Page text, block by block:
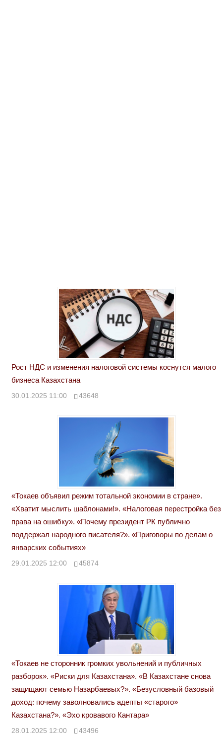
Рост НДС и изменения налоговой системы коснутся малого
бизнеса Казахстана
30.01.2025 11:00 43648
«Токаев объявил режим тотальной экономии в стране».
«Хватит мыслить шаблонами!». «Налоговая перестройка без
права на ошибку». «Почему президент РК публично
поддержал народного писателя?». «Приговоры по делам о
январских событиях»
29.01.2025 12:00 45874
«Токаев не сторонник громких увольнений и публичных
разборок». «Риски для Казахстана». «В Казахстане снова
защищают семью Назарбаевых?». «Безусловный базовый
доход: почему заволновались адепты «старого»
Казахстана?». «Эхо кровавого Кантара»
28.01.2025 12:00 43496